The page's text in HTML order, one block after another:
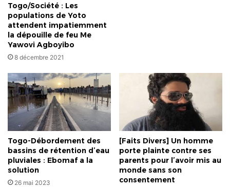
Togo/Société : Les
populations de Yoto
attendent impatiemment
la dépouille de feu Me
Yawovi Agboyibo
8 décembre 2021
Togo-Débordement des
bassins de rétention d’eau
pluviales : Ebomaf a la
solution
26 mai 2023
[Faits Divers] Un homme
porte plainte contre ses
parents pour l’avoir mis au
monde sans son
consentement